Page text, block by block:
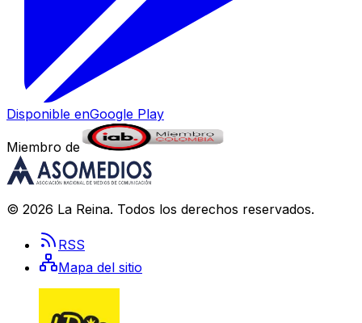
Disponible enGoogle Play
Miembro de
© 2026 La Reina. Todos los derechos reservados.
RSS
Mapa del sitio